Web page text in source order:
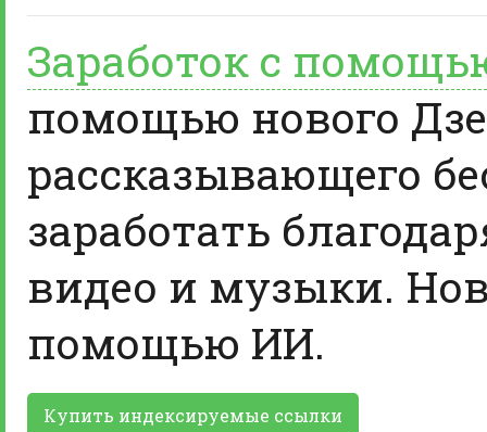
Заработок с
помощью нового
рассказывающего
заработать
видео и музыки.
помощью ИИ.
Купить индексируемые ссылки